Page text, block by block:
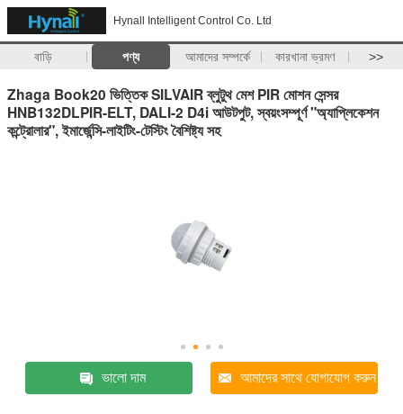
Hynall Intelligent Control Co. Ltd
বাড়ি পণ্য আমাদের সম্পর্কে কারখানা ভ্রমণ >>
Zhaga Book20 ভিত্তিক SILVAIR ব্লুটুথ মেশ PIR মোশন সেন্সর
HNB132DLPIR-ELT, DALI-2 D4i আউটপুট, স্বয়ংসম্পূর্ণ "অ্যাপ্লিকেশন
কন্ট্রোলার", ইমার্জেন্সি-লাইটিং-টেস্টিং বৈশিষ্ট্য সহ
ভালো দাম আমাদের সাথে যোগাযোগ করুন